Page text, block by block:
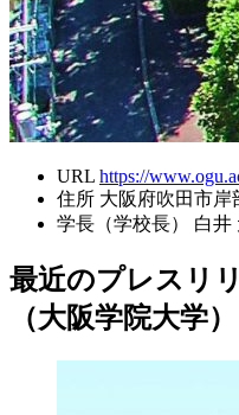
URL https://
住所 大阪府吹田市岸
学長（学校長）
白井
最近のプレスリ
（大阪学院大学）